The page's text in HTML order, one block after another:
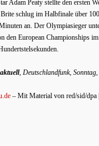
Adam Peaty stellte den ersten
schlug im Halbfinale über
an. Der Olympiasieger
den European Championships
, Deutschlandfunk,
– Mit Material von red/sid/dpa